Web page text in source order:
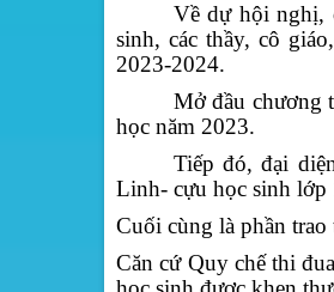
Về dự hội nghị,
sinh, các thầy, cô
2023-2024.
Mở đầu chương
học năm 2023.
Tiếp đó, đại
Linh- cựu học sinh lớp
Cuối cùng là phần trao
Căn cứ Quy chế thi